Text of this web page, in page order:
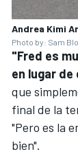
Andrea Kimi
Photo by: Sam
"Fred es
en lugar
que
final de la
"Pero es la
bien".